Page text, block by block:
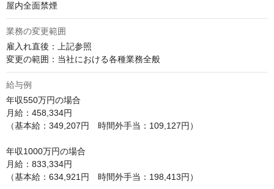
屋内全面禁煙
業務の変更範囲
雇入れ直後：上記参照
変更の範囲：当社における各種業務全般
給与例
年収550万円の場合
月給：458,334円
（基本給：349,207円　時間外手当：109,127円）
年収1000万円の場合
月給：833,334円
（基本給：634,921円　時間外手当：198,413円）